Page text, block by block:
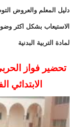
دليل المعلم والعروض
الاستيعاب بشكل اكثر
لمادة التربية البدنية
تحضير فواز
الابتدائي